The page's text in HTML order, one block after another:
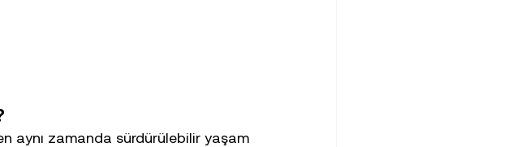
aynı zamanda sürdürülebilir yaşam